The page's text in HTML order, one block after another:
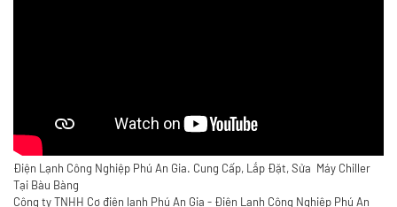
Điện Lạnh Công Nghiệp Phú An Gia. Cung Cấp, Lắp Đặt, Sửa Máy Chiller
Tại Bàu Bàng
Công ty TNHH Cơ điện lạnh Phú An Gia - Điện Lạnh Công Nghiệp Phú An